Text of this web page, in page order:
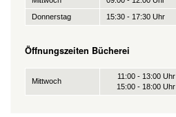
Donnerstag
15:30 - 17:30 Uhr
Öffnungszeiten Bücherei
Mittwoch
11:00 - 13:00 Uhr
15:00 - 18:00 Uhr